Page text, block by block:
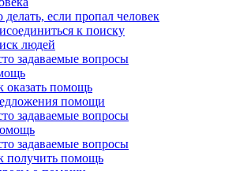
делать, если пропал человек
к поиску
людей
задаваемые вопросы
оказать помощь
помощи
задаваемые вопросы
задаваемые вопросы
получить помощь